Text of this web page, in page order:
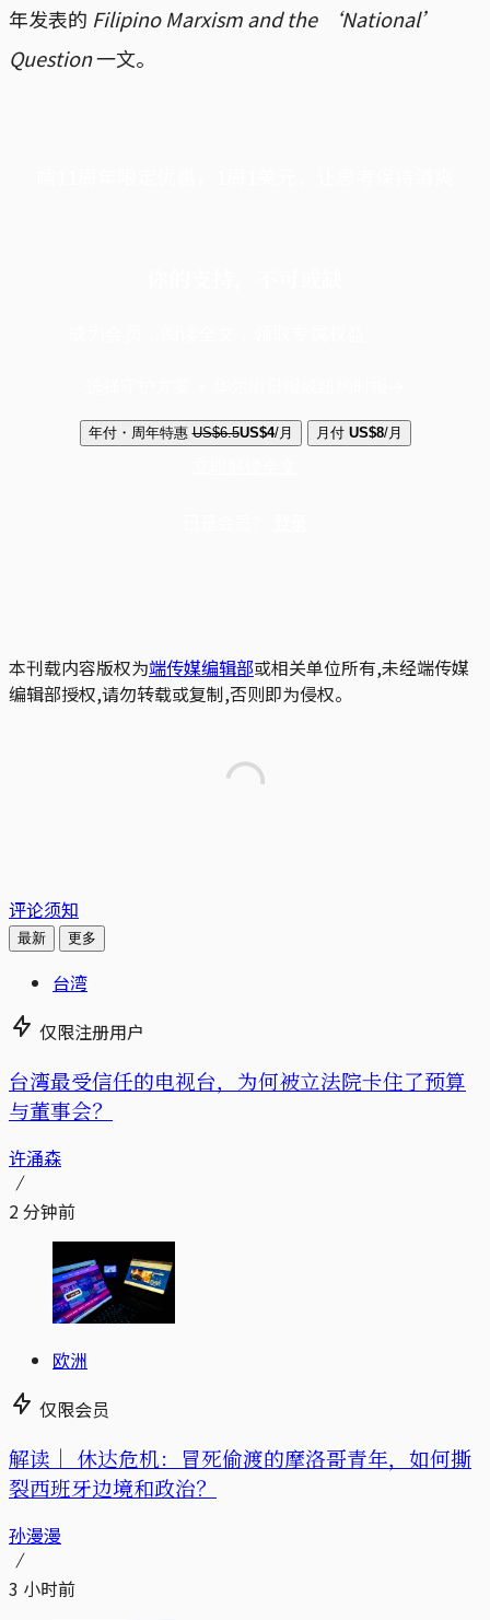
年发表的 Filipino Marxism and the ‘National’
Question一文。
年付・周年特惠 US$6.5US$4/月 月付 US$8/月
本刊载内容版权为端传媒编辑部或相关单位所有,未经端传媒
编辑部授权,请勿转载或复制,否则即为侵权。
评论须知
最新 更多
台湾
仅限注册用户
台湾最受信任的电视台，为何被立法院卡住了预算
与董事会？
许涌森
2 分钟前
欧洲
仅限会员
解读｜ 休达危机：冒死偷渡的摩洛哥青年，如何撕
裂西班牙边境和政治？
孙漫漫
3 小时前